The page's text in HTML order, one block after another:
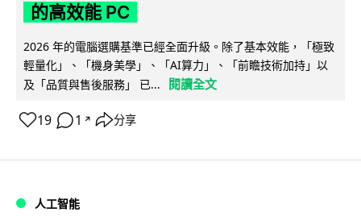
的高效能 PC
2026 年的電腦選購基準已經全面升級。除了基本效能，「極致
輕量化」、「機身美學」、「AI算力」、「前瞻技術加持」以
及「品質與售後服務」 已...
閱讀全文
19 1 ↗ 分享
人工智能